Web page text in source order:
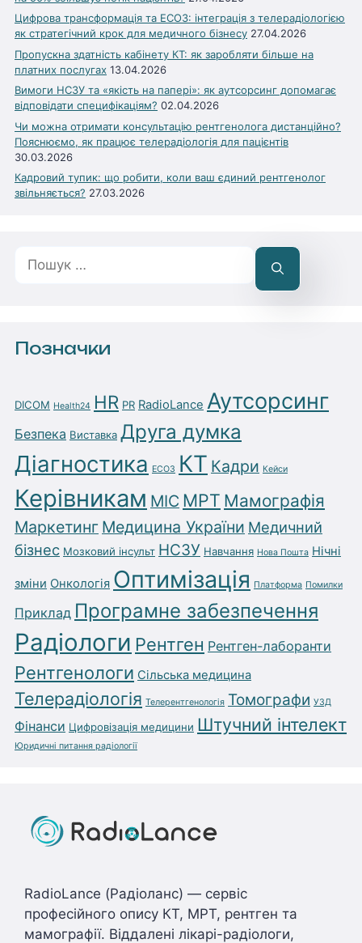
Цифрова трансформація та ЕСОЗ: інтеграція з телерадіологією
як стратегічний крок для медичного бізнесу 27.04.2026
Пропускна здатність кабінету КТ: як заробляти більше на
платних послугах 13.04.2026
Вимоги НСЗУ та «якість на папері»: як аутсорсинг допомагає
відповідати специфікаціям? 02.04.2026
Чи можна отримати консультацію рентгенолога дистанційно?
Пояснюємо, як працює телерадіологія для пацієнтів
30.03.2026
Кадровий тупик: що робити, коли ваш єдиний рентгенолог
звільняється? 27.03.2026
Позначки
DICOM Health24 HR PR RadioLance Аутсорсинг
Безпека Виставка Друга думка
Діагностика ЕСОЗ КТ Кадри Кейси
Керівникам МІС МРТ Мамографія
Маркетинг Медицина України Медичний
бізнес Мозковий інсульт НСЗУ Навчання Нова Пошта Нічні
зміни Онкологія Оптимізація Платформа Помилки
Приклад Програмне забезпечення
Радіологи Рентген Рентген-лаборанти
Рентгенологи Сільська медицина
Телерадіологія Телерентгенологія Томографи УЗД
Фінанси Цифровізація медицини Штучний інтелект
Юридичні питання радіології
RadioLance (Радіоланс) — сервіс
професійного опису КТ, МРТ, рентген та
мамографії. Віддалені лікарі-радіологи,